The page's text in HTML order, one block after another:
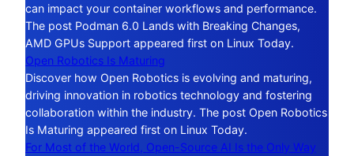
can impact your container workflows and performance.
The post Podman 6.0 Lands with Breaking Changes,
AMD GPUs Support appeared first on Linux Today.
Open Robotics Is Maturing
Discover how Open Robotics is evolving and maturing,
driving innovation in robotics technology and fostering
collaboration within the industry. The post Open Robotics
Is Maturing appeared first on Linux Today.
For Most of the World, Open-Source AI Is the Only Way